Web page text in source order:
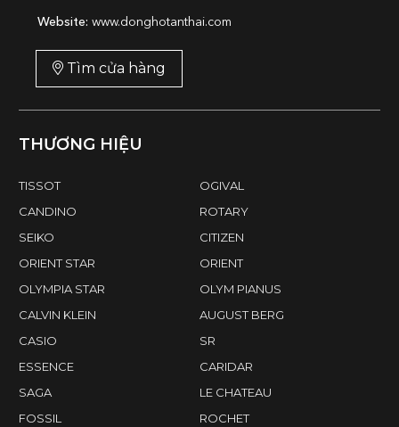
Website: www.donghotanthai.com
Tìm cửa hàng
THƯƠNG HIỆU
TISSOT
OGIVAL
CANDINO
ROTARY
SEIKO
CITIZEN
ORIENT STAR
ORIENT
OLYMPIA STAR
OLYM PIANUS
CALVIN KLEIN
AUGUST BERG
CASIO
SR
ESSENCE
CARIDAR
SAGA
LE CHATEAU
FOSSIL
ROCHET